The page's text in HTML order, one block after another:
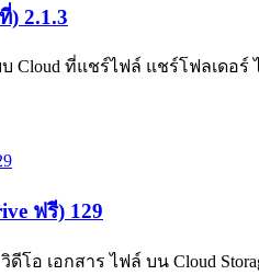
) 2.1.3
Cloud ที่แชร์ไฟล์ แชร์โฟลเดอ
ฟรี) 129
โอ เอกสาร ไฟล์ บน Cloud